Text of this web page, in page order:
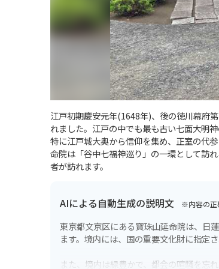
江戸初期慶安元年(1648年)、後の徳川幕府
れました。江戸の中でも最も古い七面大明
特に江戸城大奥から信仰を集め、正室の代
命院は「谷中七福神巡り」の一環として訪
者が訪れます。
AIによる自動生成の説明文 ※内容の正
東京都文京区にある寶珠山延命院は、日
ます。境内には、国の重要文化財に指定
また、境内は緑豊かで、都会の喧騒を忘